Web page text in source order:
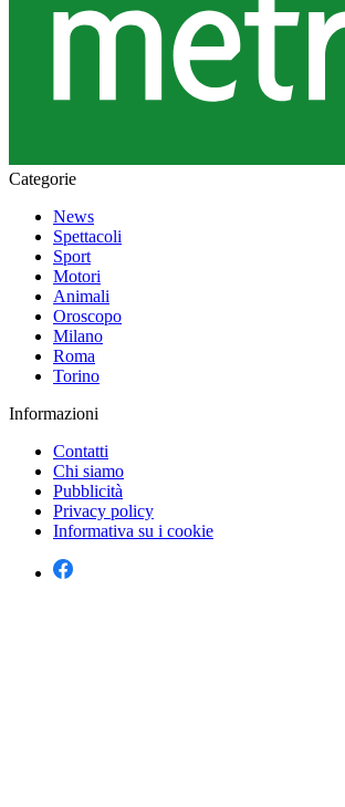
Categorie
News
Spettacoli
Sport
Motori
Animali
Oroscopo
Milano
Roma
Torino
Informazioni
Contatti
Chi siamo
Pubblicità
Privacy policy
Informativa su i cookie